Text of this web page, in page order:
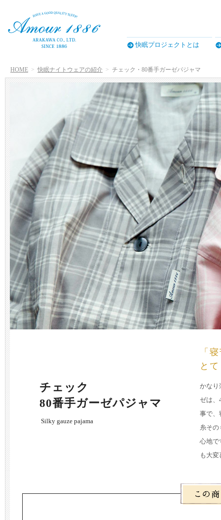
快眠プロジェクトとは
HOME 快眠ナイトウェアの紹介 チェック・80番手ガーゼパジャマ
チェック
80番手ガーゼパジャマ
Silky gauze pajama
「
と
かなり
ゼは、
事で、
糸その
心地で
も大